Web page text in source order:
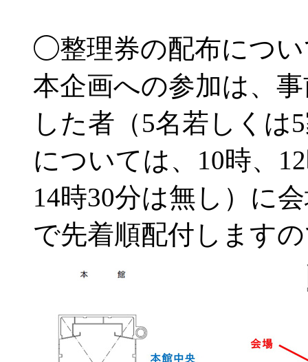
◯整理券の配布につ
本企画への参加は、
した者（5名若しくは
については、10時、
14時30分は無し）に
で先着順配付します